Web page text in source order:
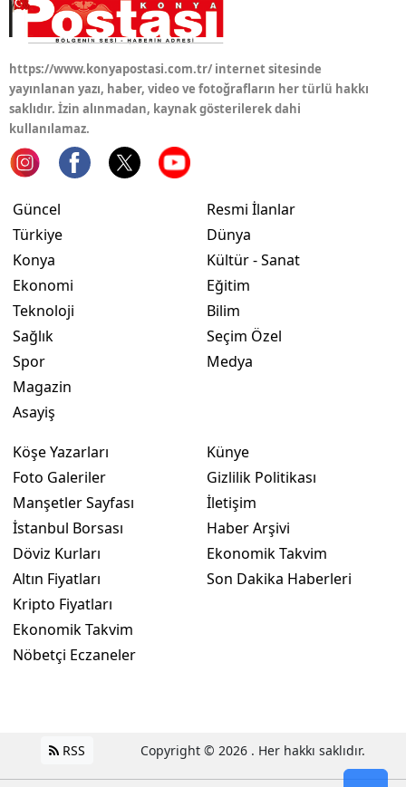
https://www.konyapostasi.com.tr/ internet sitesinde
yayınlanan yazı, haber, video ve fotoğrafların her türlü hakkı
saklıdır. İzin alınmadan, kaynak gösterilerek dahi
kullanılamaz.
Güncel
Türkiye
Konya
Ekonomi
Teknoloji
Sağlık
Spor
Magazin
Asayiş
Resmi İlanlar
Dünya
Kültür - Sanat
Eğitim
Bilim
Seçim Özel
Medya
Köşe Yazarları
Foto Galeriler
Manşetler Sayfası
İstanbul Borsası
Döviz Kurları
Altın Fiyatları
Kripto Fiyatları
Ekonomik Takvim
Nöbetçi Eczaneler
Künye
Gizlilik Politikası
İletişim
Haber Arşivi
Ekonomik Takvim
Son Dakika Haberleri
RSS Copyright © 2026 . Her hakkı saklıdır.